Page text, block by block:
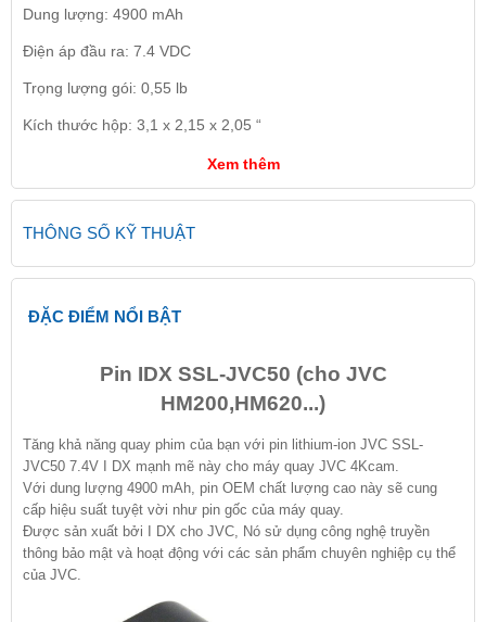
Dung lượng: 4900 mAh
Điện áp đầu ra: 7.4 VDC
Trọng lượng gói: 0,55 lb
Kích thước hộp: 3,1 x 2,15 x 2,05 “
Xem thêm
THÔNG SỐ KỸ THUẬT
ĐẶC ĐIỂM NỔI BẬT
Pin IDX SSL-JVC50 (cho JVC
HM200,HM620...)
Tăng khả năng quay phim của bạn với pin lithium-ion JVC SSL-
JVC50 7.4V I DX mạnh mẽ này cho máy quay JVC 4Kcam.
Với dung lượng 4900 mAh, pin OEM chất lượng cao này sẽ cung
cấp hiệu suất tuyệt vời như pin gốc của máy quay.
Được sản xuất bởi I DX cho JVC, Nó sử dụng công nghệ truyền
thông bảo mật và hoạt động với các sản phẩm chuyên nghiệp cụ thể
của JVC.